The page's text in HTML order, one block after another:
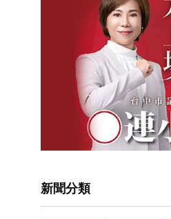
新聞分類